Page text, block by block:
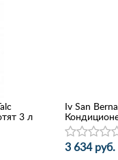
3 л
Iv San
3 634 руб.